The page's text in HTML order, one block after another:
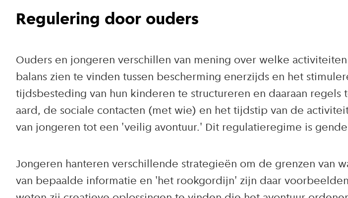
Regulering door ouders
Ouders en jongeren verschillen van mening over welke
balans zien te vinden tussen bescherming enerzijds en het
tijdsbesteding van hun kinderen te structureren en daaraan
aard, de sociale contacten (met wie) en het tijdstip van de
van jongeren tot een 'veilig avontuur.' Dit regulatieregime is
Jongeren hanteren verschillende strategieën om de grenzen van
van bepaalde informatie en 'het rookgordijn' zijn daar